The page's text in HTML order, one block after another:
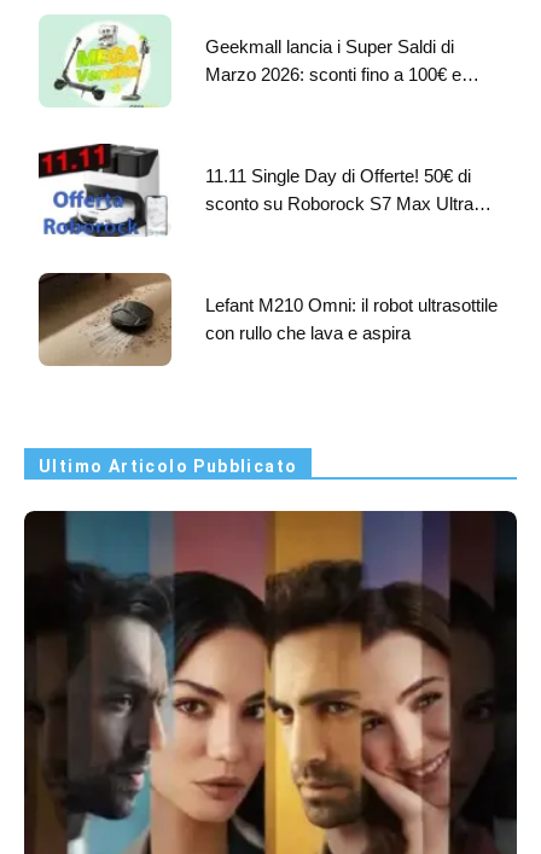
Geekmall lancia i Super Saldi di
Marzo 2026: sconti fino a 100€ e…
11.11 Single Day di Offerte! 50€ di
sconto su Roborock S7 Max Ultra…
Lefant M210 Omni: il robot ultrasottile
con rullo che lava e aspira
Ultimo Articolo Pubblicato